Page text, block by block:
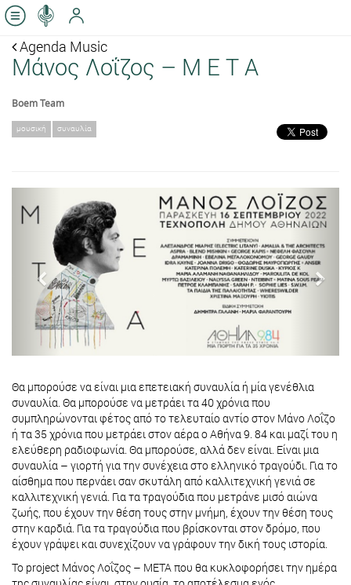
Agenda Music
Μάνος Λοΐζος – Μ Ε Τ Α
Boem Team
μουσική συναυλία
Previous Next
Θα μπορούσε να είναι μια επετειακή συναυλία ή μία γενέθλια
συναυλία. Θα μπορούσε να μετράει τα 40 χρόνια που
συμπληρώνονται φέτος από το τελευταίο αντίο στον Μάνο Λοΐζο
ή τα 35 χρόνια που μετράει στον αέρα ο Αθήνα 9. 84 και μαζί του η
ελεύθερη ραδιοφωνία. Θα μπορούσε, αλλά δεν είναι. Είναι μια
συναυλία – γιορτή για την συνέχεια στο ελληνικό τραγούδι. Για το
αίσθημα που περνάει σαν σκυτάλη από καλλιτεχνική γενιά σε
καλλιτεχνική γενιά. Για τα τραγούδια που μετράνε μισό αιώνα
ζωής, που έχουν την θέση τους στην μνήμη, έχουν την θέση τους
στην καρδιά. Για τα τραγούδια που βρίσκονται στον δρόμο, που
έχουν γράψει και συνεχίζουν να γράφουν την δική τους ιστορία.
Το project Μάνος Λοΐζος – ΜΕΤΑ που θα κυκλοφορήσει την ημέρα